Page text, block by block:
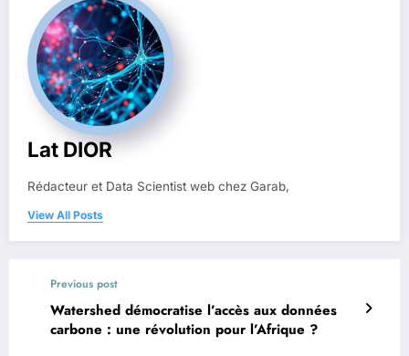
Lat DIOR
Rédacteur et Data Scientist web chez Garab,
View All Posts
Previous post
Watershed démocratise l’accès aux données
carbone : une révolution pour l’Afrique ?